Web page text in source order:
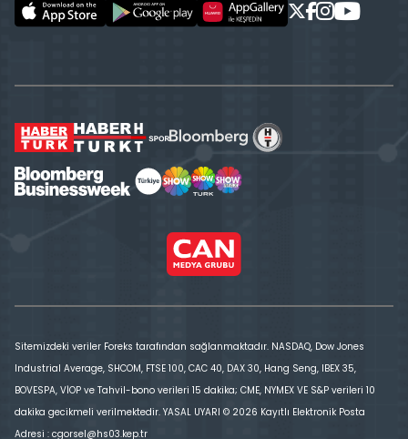
Sitemizdeki veriler Foreks tarafından sağlanmaktadır. NASDAQ, Dow Jones
Industrial Average, SHCOM, FTSE 100, CAC 40, DAX 30, Hang Seng, IBEX 35,
BOVESPA, VİOP ve Tahvil-bono verileri 15 dakika; CME, NYMEX VE S&P verileri 10
dakika gecikmeli verilmektedir. YASAL UYARI © 2026 Kayıtlı Elektronik Posta
Adresi : cgorsel@hs03.kep.tr